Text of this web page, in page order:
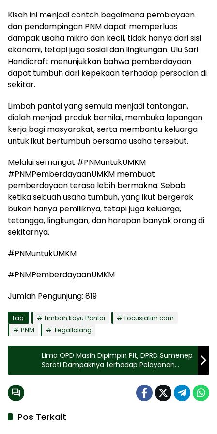
Kisah ini menjadi contoh bagaimana pembiayaan
dan pendampingan PNM dapat memperluas
dampak usaha mikro dan kecil, tidak hanya dari sisi
ekonomi, tetapi juga sosial dan lingkungan. Ulu Sari
Handicraft menunjukkan bahwa pemberdayaan
dapat tumbuh dari kepekaan terhadap persoalan di
sekitar.
Limbah pantai yang semula menjadi tantangan,
diolah menjadi produk bernilai, membuka lapangan
kerja bagi masyarakat, serta membantu keluarga
untuk ikut bertumbuh bersama usaha tersebut.
Melalui semangat #PNMuntukUMKM
#PNMPemberdayaanUMKM membuat
pemberdayaan terasa lebih bermakna. Sebab
ketika sebuah usaha tumbuh, yang ikut bergerak
bukan hanya pemiliknya, tetapi juga keluarga,
tetangga, lingkungan, dan harapan banyak orang di
sekitarnya.
#PNMuntukUMKM
#PNMPemberdayaanUMKM
Jumlah Pengunjung: 819
Tag: Limbah kayu Pantai
Locusjatim.com
PNM
Tegallalang
Lima OPD Masih Dipimpin Plt, DPRD Sumenep
Soroti Dampaknya terhadap Pelayanan
Publik
Pos Terkait